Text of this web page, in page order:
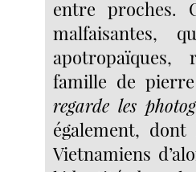
entre proches.
malfaisantes,
apotropaïques,
famille de
regarde les
également,
Vietnamiens